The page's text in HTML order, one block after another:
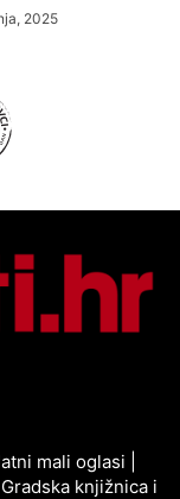
2025
mali oglasi
Gradska knjižnica i